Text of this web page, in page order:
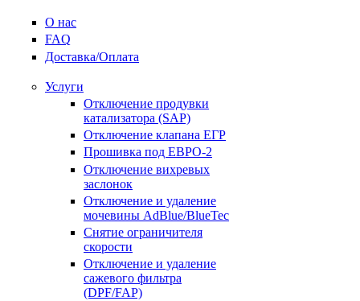
О нас
FAQ
Доставка/Оплата
Услуги
Отключение продувки
катализатора (SAP)
Отключение клапана ЕГР
Прошивка под ЕВРО-2
Отключение вихревых
заслонок
Отключение и удаление
мочевины AdBlue/BlueTec
Снятие ограничителя
скорости
Отключение и удаление
сажевого фильтра
(DPF/FAP)